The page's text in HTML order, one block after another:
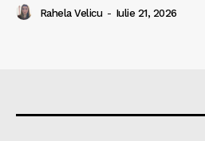
Rahela Velicu - Iulie 21, 2026